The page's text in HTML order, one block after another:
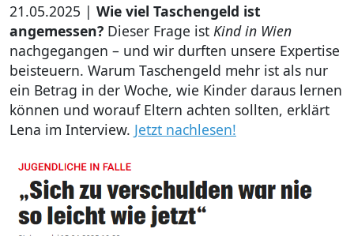
21.05.2025 | Wie viel Taschengeld ist
angemessen? Dieser Frage ist Kind in Wien
nachgegangen – und wir durften unsere Expertise
beisteuern. Warum Taschengeld mehr ist als nur
ein Betrag in der Woche, wie Kinder daraus lernen
können und worauf Eltern achten sollten, erklärt
Lena im Interview. Jetzt nachlesen!